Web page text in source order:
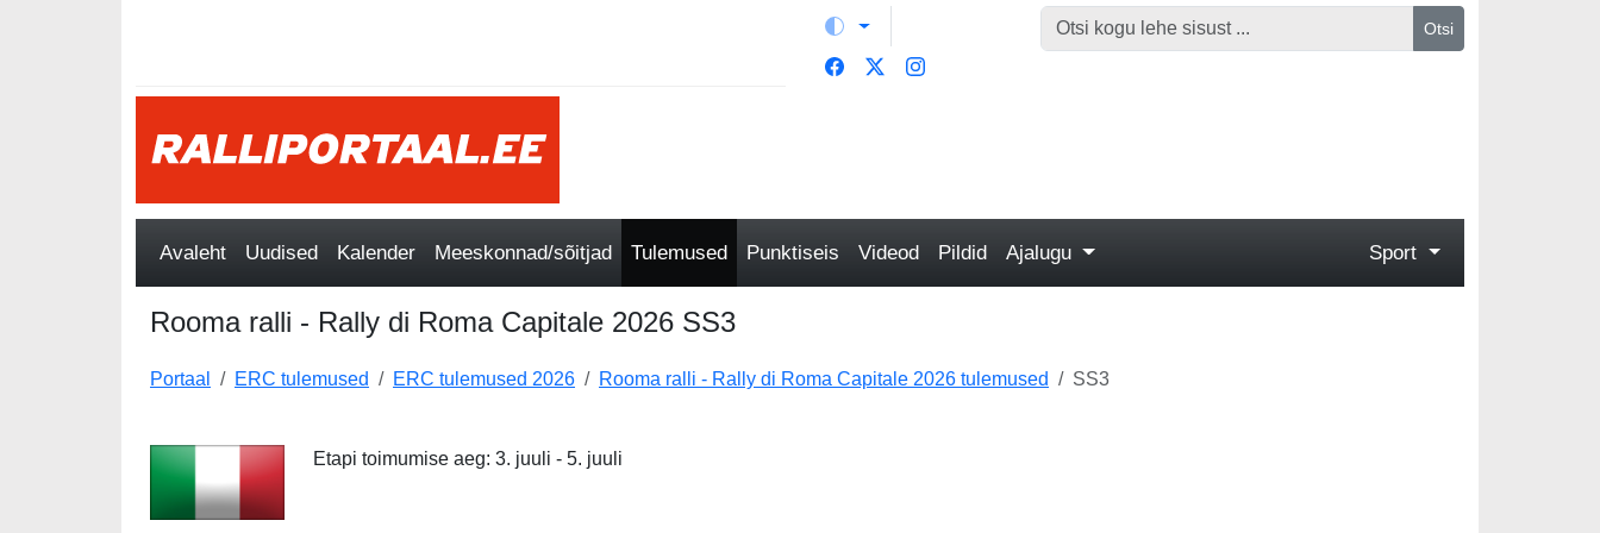
Otsi
Avaleht Uudised Kalender Meeskonnad/sõitjad Tulemused Punktiseis Videod Pildid Ajalugu Sport
Rooma ralli - Rally di Roma Capitale 2026 SS3
Portaal ERC tulemused ERC tulemused 2026 Rooma ralli - Rally di Roma Capitale 2026 tulemused SS3
Etapi toimumise aeg: 3. juuli - 5. juuli